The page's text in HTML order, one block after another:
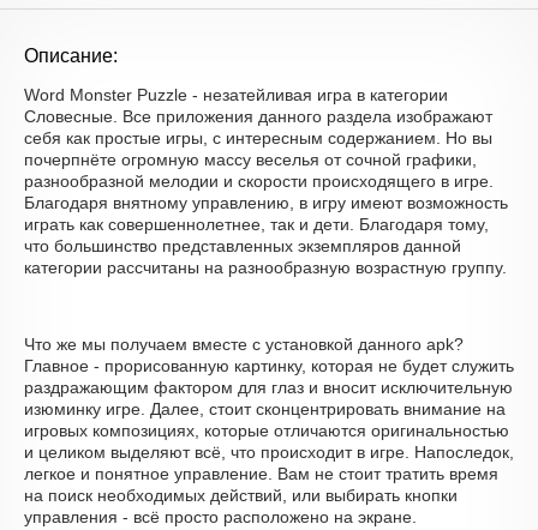
Описание:
Word Monster Puzzle - незатейливая игра в категории
Словесные. Все приложения данного раздела изображают
себя как простые игры, с интересным содержанием. Но вы
почерпнёте огромную массу веселья от сочной графики,
разнообразной мелодии и скорости происходящего в игре.
Благодаря внятному управлению, в игру имеют возможность
играть как совершеннолетнее, так и дети. Благодаря тому,
что большинство представленных экземпляров данной
категории рассчитаны на разнообразную возрастную группу.
Что же мы получаем вместе с установкой данного apk?
Главное - прорисованную картинку, которая не будет служить
раздражающим фактором для глаз и вносит исключительную
изюминку игре. Далее, стоит сконцентрировать внимание на
игровых композициях, которые отличаются оригинальностью
и целиком выделяют всё, что происходит в игре. Напоследок,
легкое и понятное управление. Вам не стоит тратить время
на поиск необходимых действий, или выбирать кнопки
управления - всё просто расположено на экране.